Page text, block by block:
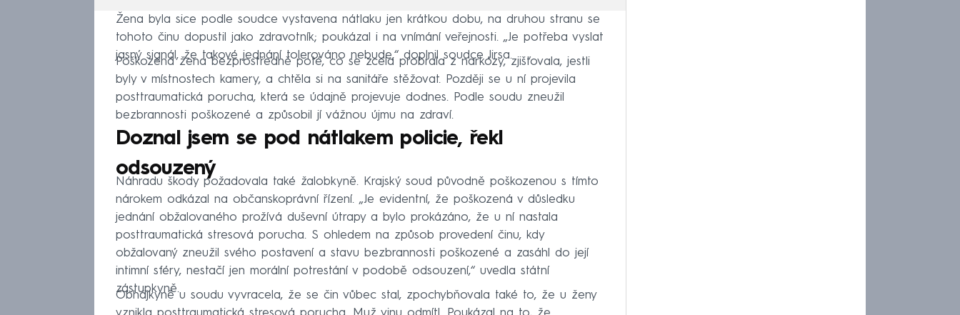
Žena byla sice podle soudce vystavena nátlaku jen krátkou dobu, na druhou stranu se
tohoto činu dopustil jako zdravotník; poukázal i na vnímání veřejnosti. „Je potřeba vyslat
jasný signál, že takové jednání tolerováno nebude,“ doplnil soudce Jirsa.
Poškozená žena bezprostředně poté, co se zcela probrala z narkózy, zjišťovala, jestli
byly v místnostech kamery, a chtěla si na sanitáře stěžovat. Později se u ní projevila
posttraumatická porucha, která se údajně projevuje dodnes. Podle soudu zneužil
bezbrannosti poškozené a způsobil jí vážnou újmu na zdraví.
Doznal jsem se pod nátlakem policie, řekl
odsouzený
Náhradu škody požadovala také žalobkyně. Krajský soud původně poškozenou s tímto
nárokem odkázal na občanskoprávní řízení. „Je evidentní, že poškozená v důsledku
jednání obžalovaného prožívá duševní útrapy a bylo prokázáno, že u ní nastala
posttraumatická stresová porucha. S ohledem na způsob provedení činu, kdy
obžalovaný zneužil svého postavení a stavu bezbrannosti poškozené a zasáhl do její
intimní sféry, nestačí jen morální potrestání v podobě odsouzení,“ uvedla státní
zástupkyně.
Obhájkyně u soudu vyvracela, že se čin vůbec stal, zpochybňovala také to, že u ženy